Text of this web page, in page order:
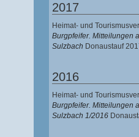
2017
Heimat- und
Burgpfeifer. Mitteilungen
Sulzbach Donaustauf
2016
Heimat- und
Burgpfeifer. Mitteilungen
Sulzbach 1/2016